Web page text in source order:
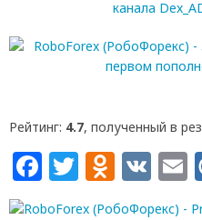
Рейтинг: 4.7, полученный в
Facebook
Twitter
VK